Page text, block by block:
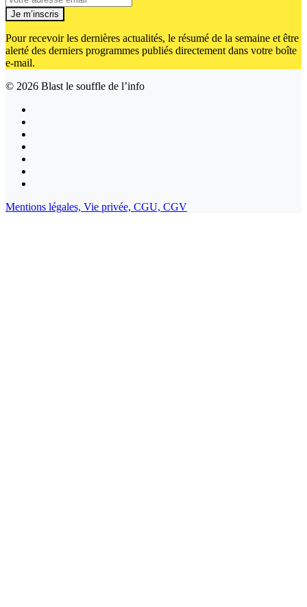
Je m’inscris
Pour recevoir les dernières actualités, le résumé de la semaine et être
alerté des derniers programmes publiés directement dans votre boîte
e-mail.
© 2026 Blast le souffle de l’info
Mentions légales, Vie privée, CGU, CGV